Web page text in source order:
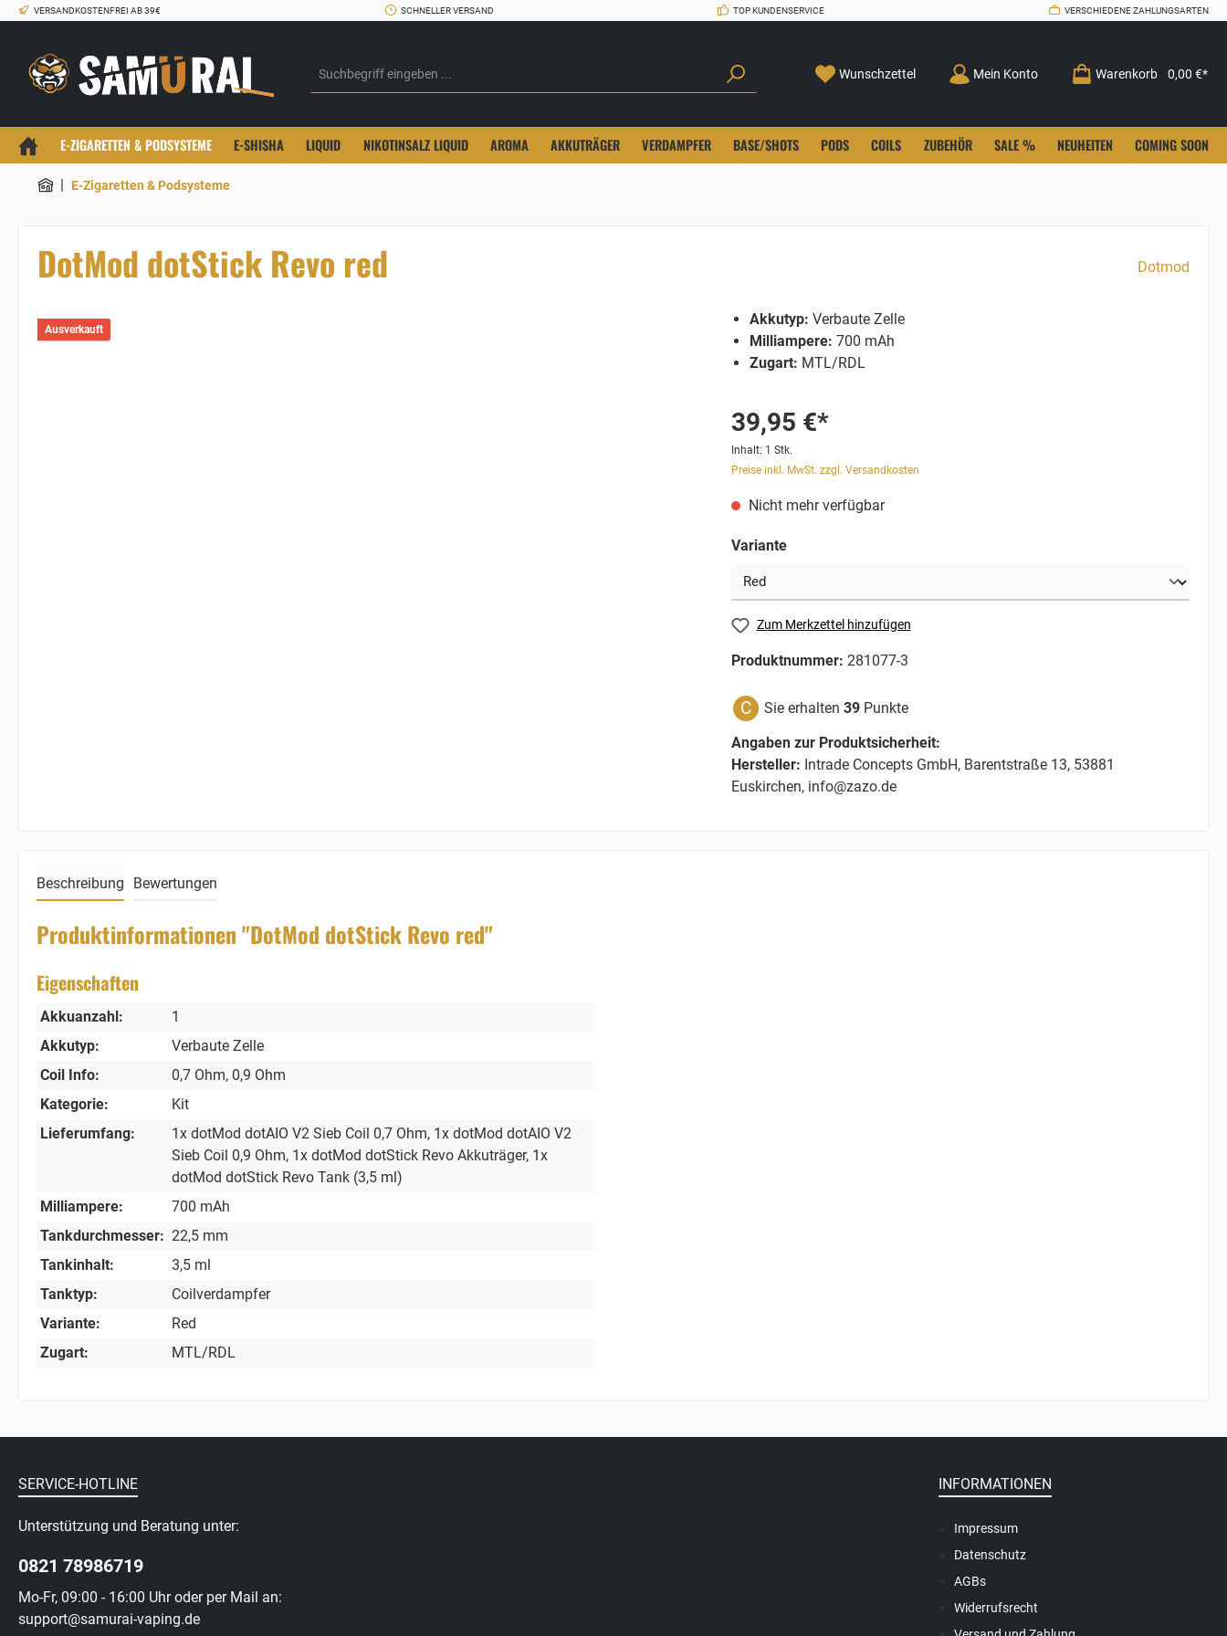
VERSANDKOSTENFREI AB 39€ SCHNELLER VERSAND TOP KUNDENSERVICE VERSCHIEDENE ZAHLUNGSARTEN
Wunschzettel Mein Konto Warenkorb 0,00 €*
E-ZIGARETTEN & PODSYSTEME E-SHISHA LIQUID NIKOTINSALZ LIQUID AROMA AKKUTRÄGER VERDAMPFER BASE/SHOTS PODS COILS ZUBEHÖR SALE % NEUHEITEN COMING SOON
| E-Zigaretten & Podsysteme
DotMod dotStick Revo red Dotmod
Ausverkauft
Akkutyp: Verbaute Zelle
Milliampere: 700 mAh
Zugart: MTL/RDL
39,95 €*
Inhalt: 1 Stk.
Preise inkl. MwSt. zzgl. Versandkosten
Nicht mehr verfügbar
Variante
Zum Merkzettel hinzufügen
Produktnummer: 281077-3
C Sie erhalten 39 Punkte
Angaben zur Produktsicherheit:
Hersteller: Intrade Concepts GmbH, Barentstraße 13, 53881
Euskirchen, info@zazo.de
Beschreibung Bewertungen
Produktinformationen "DotMod dotStick Revo red"
Eigenschaften
Akkuanzahl:
1
Akkutyp:
Verbaute Zelle
Coil Info:
0,7 Ohm, 0,9 Ohm
Kategorie:
Kit
Lieferumfang:
1x dotMod dotAIO V2 Sieb Coil 0,7 Ohm, 1x dotMod dotAIO V2
Sieb Coil 0,9 Ohm, 1x dotMod dotStick Revo Akkuträger, 1x
dotMod dotStick Revo Tank (3,5 ml)
Milliampere:
700 mAh
Tankdurchmesser: 22,5 mm
Tankinhalt:
3,5 ml
Tanktyp:
Coilverdampfer
Variante:
Red
Zugart:
MTL/RDL
SERVICE-HOTLINE
Unterstützung und Beratung unter:
0821 78986719
Mo-Fr, 09:00 - 16:00 Uhr oder per Mail an:
support@samurai-vaping.de
INFORMATIONEN
Impressum
Datenschutz
AGBs
Widerrufsrecht